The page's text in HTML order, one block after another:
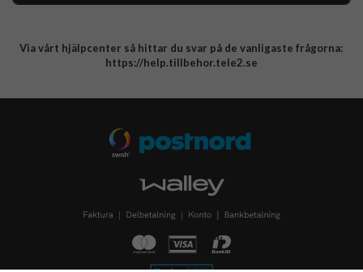
Integritetspolicy
Via vårt hjälpcenter så hittar du svar på de vanligaste frågorna:
https://help.tillbehor.tele2.se